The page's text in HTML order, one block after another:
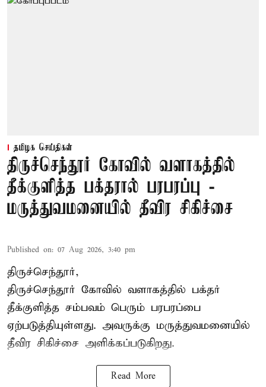
தமிழக செய்திகள்
திருச்செந்தூர் கோவில் வளாகத்தில்
தீக்குளித்த பக்தரால் பரபரப்பு -
மருத்துவமனையில் தீவிர சிகிச்சை
Published on: 07 Aug 2026, 3:40 pm
திருச்செந்தூர்,
திருச்செந்தூர் கோவில் வளாகத்தில் பக்தர்
தீக்குளித்த சம்பவம் பெரும் பரபரப்பை
ஏற்படுத்தியுள்ளது. அவருக்கு மருத்துவமனையில்
தீவிர சிகிச்சை அளிக்கப்படுகிறது.
Read More